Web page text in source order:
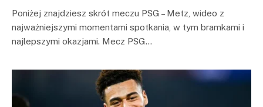
Poniżej znajdziesz skrót meczu PSG – Metz, wideo z
najważniejszymi momentami spotkania, w tym bramkami i
najlepszymi okazjami. Mecz PSG…